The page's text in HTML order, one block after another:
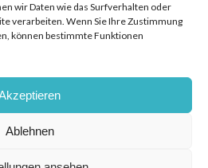
wir Daten wie das Surfverhalten oder
verarbeiten. Wenn Sie Ihre Zustimmung
können bestimmte Funktionen
Ablehnen
2019. THEME BY BLUCHIC
WIDERRUFEN